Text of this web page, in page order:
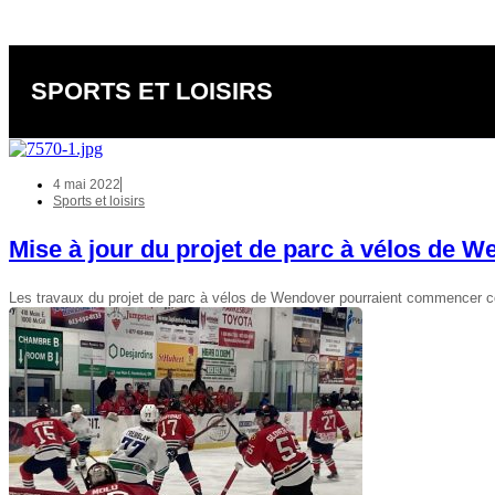
SPORTS ET LOISIRS
4 mai 2022
Sports et loisirs
Mise à jour du projet de parc à vélos de
Les travaux du projet de parc à vélos de Wendover pourraient commencer